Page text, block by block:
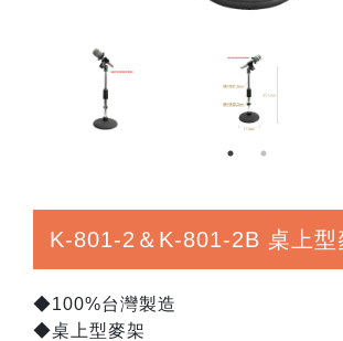
K-801-2＆K-801-2B 桌上型
◆100%台灣製造
◆桌上型麥架